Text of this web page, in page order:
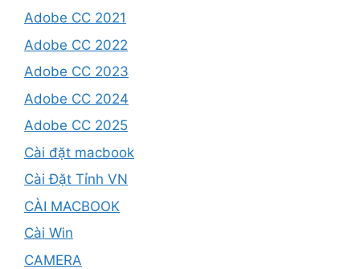
Adobe CC 2021
Adobe CC 2022
Adobe CC 2023
Adobe CC 2024
Adobe CC 2025
Cài đặt macbook
Cài Đặt Tỉnh VN
CÀI MACBOOK
Cài Win
CAMERA